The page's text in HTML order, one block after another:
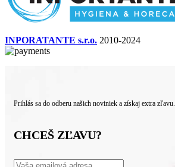
INPORATANTE s.r.o. 2010-2024
Prihlás sa do odberu našich noviniek a získaj extra zľavu.
CHCEŠ ZĽAVU?